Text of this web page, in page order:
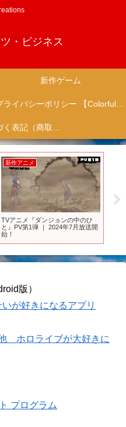
・ビジネス
新作ゲーム
プライバシーポリシー 【Colorful Creation】
特定商取引法に基づく表記（商取引に関する開示）
新作アニメ
TVアニメ『ダンジョンの中のひ
と』PV第1弾 ｜ 2024年7月放送開
始！
版）
が好きになるアプリ
ホロライブが大好きに
プログラム